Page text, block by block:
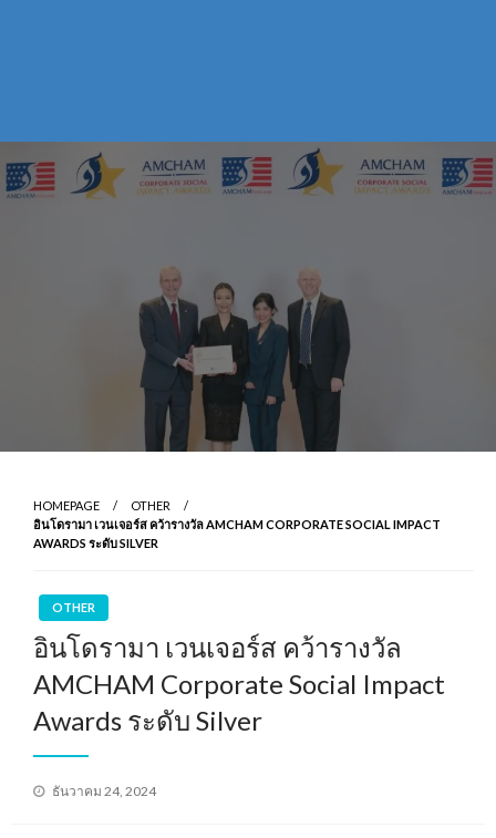
HOMEPAGE
OTHER
อินโดรามา เวนเจอร์ส คว้ารางวัล AMCHAM CORPORATE SOCIAL IMPACT
AWARDS ระดับ SILVER
OTHER
อินโดรามา เวนเจอร์ส คว้ารางวัล
AMCHAM Corporate Social Impact
Awards ระดับ Silver
Posted
ธันวาคม 24, 2024